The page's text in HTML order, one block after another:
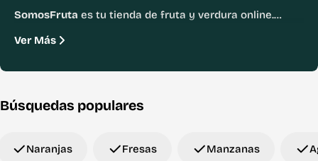
SomosFruta es tu tienda de fruta y verdura online.
oficina producto fresco, de temporada y de proximidad.
Ver Más
Búsquedas populares
Naranjas Fresas Manzanas